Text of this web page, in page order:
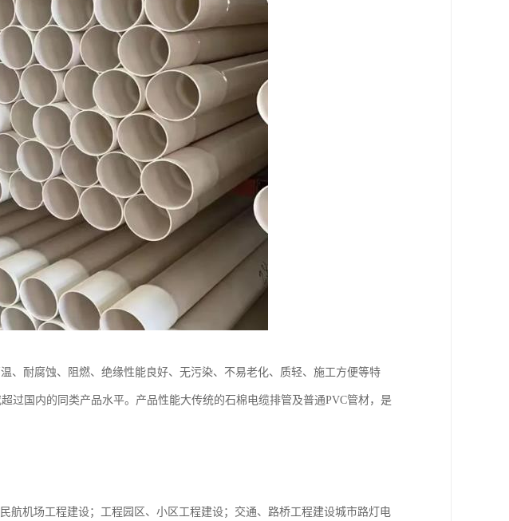
、耐腐蚀、阻燃、绝缘性能良好、无污染、不易老化、质轻、施工方便等特
过国内的同类产品水平。产品性能大传统的石棉电缆排管及普通PVC管材，是
航机场工程建设；工程园区、小区工程建设；交通、路桥工程建设城市路灯电